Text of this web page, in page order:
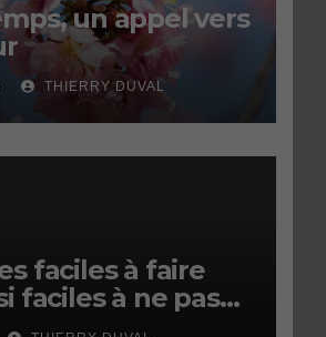
un appel vers
THIERRY DUVAL
faciles à faire
faciles à ne pas